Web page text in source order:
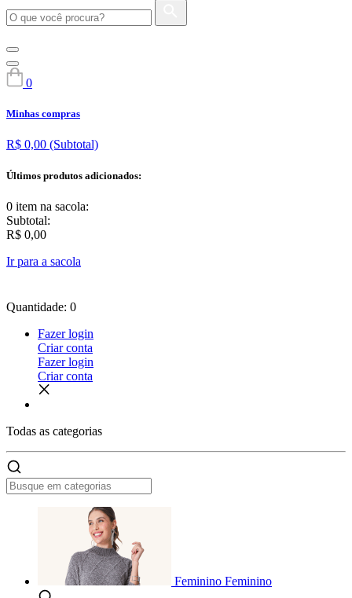
0
Minhas compras
R$ 0,00 (Subtotal)
Últimos produtos adicionados:
0 item na sacola:
Subtotal:
R$ 0,00
Ir para a sacola
Quantidade: 0
Fazer login
Criar conta
Fazer login
Criar conta
Todas as categorias
Feminino Feminino